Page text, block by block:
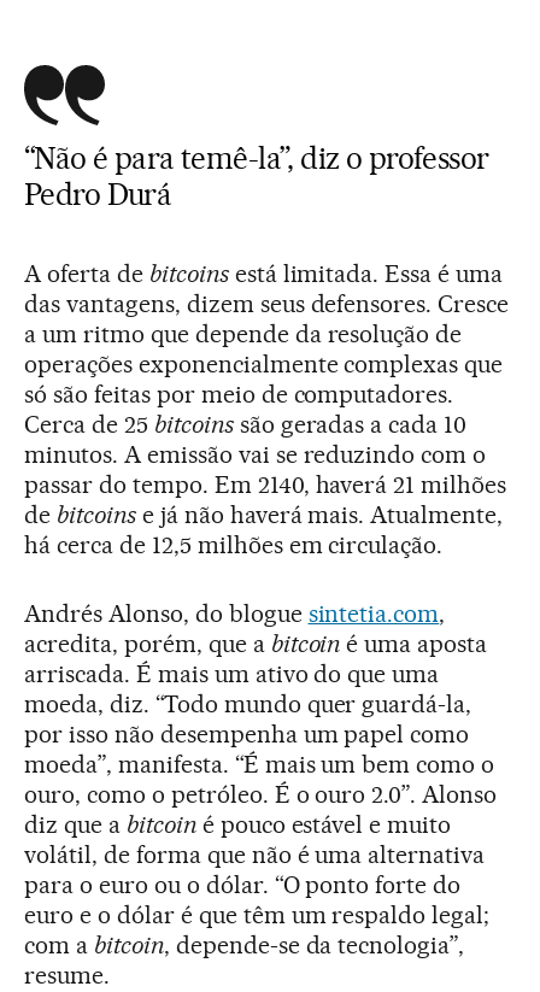
“Não é para temê-la”, diz o professor
Pedro Durá
A oferta de bitcoinsestá limitada. Essa é uma
das vantagens, dizem seus defensores. Cresce
a um ritmo que depende da resolução de
operações exponencialmente complexas que
só são feitas por meio de computadores.
Cerca de 25 bitcoinssão geradas a cada 10
minutos. A emissão vai se reduzindo com o
passar do tempo. Em 2140, haverá 21 milhões
de bitcoinse já não haverá mais. Atualmente,
há cerca de 12,5 milhões em circulação.
Andrés Alonso, do blogue sintetia.com,
acredita, porém, que a bitcoin é uma aposta
arriscada. É mais um ativo do que uma
moeda, diz. “Todo mundo quer guardá-la,
por isso não desempenha um papel como
moeda”, manifesta. “É mais um bem como o
ouro, como o petróleo. É o ouro 2.0”. Alonso
diz que a bitcoiné pouco estável e muito
volátil, de forma que não é uma alternativa
para o euro ou o dólar. “O ponto forte do
euro e o dólar é que têm um respaldo legal;
com a bitcoin, depende-se da tecnologia”,
resume.